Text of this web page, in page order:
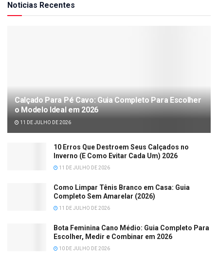
Noticias Recentes
Calçado Para Pé Cavo: Guia Completo Para Escolher
o Modelo Ideal em 2026
11 DE JULHO DE 2026
10 Erros Que Destroem Seus Calçados no
Inverno (E Como Evitar Cada Um) 2026
11 DE JULHO DE 2026
Como Limpar Tênis Branco em Casa: Guia
Completo Sem Amarelar (2026)
11 DE JULHO DE 2026
Bota Feminina Cano Médio: Guia Completo Para
Escolher, Medir e Combinar em 2026
10 DE JULHO DE 2026